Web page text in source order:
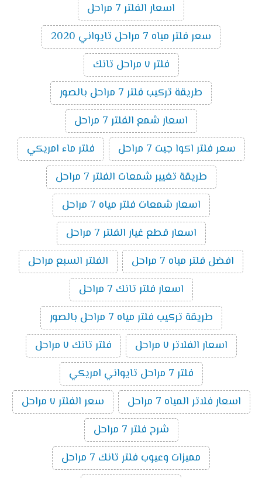
اسعار الفلتر 7 مراحل
سعر فلتر مياه 7 مراحل تايواني 2020
فلتر ٧ مراحل تانك
طريقة تركيب فلتر 7 مراحل بالصور
اسعار شمع الفلتر 7 مراحل
سعر فلتر اكوا جيت 7 مراحل
فلتر ماء امريكي
طريقة تغيير شمعات الفلتر 7 مراحل
اسعار شمعات فلتر مياه 7 مراحل
اسعار قطع غيار الفلتر 7 مراحل
افضل فلتر مياه 7 مراحل
الفلتر السبع مراحل
اسعار فلتر تانك 7 مراحل
طريقة تركيب فلتر مياه 7 مراحل بالصور
اسعار الفلاتر ٧ مراحل
فلتر تانك ٧ مراحل
فلتر 7 مراحل تايواني امريكي
اسعار فلاتر المياه 7 مراحل
سعر الفلتر ٧ مراحل
شرح فلتر 7 مراحل
مميزات وعيوب فلتر تانك 7 مراحل